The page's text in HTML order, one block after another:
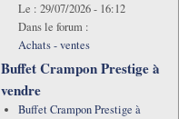
Le : 29/07/2026 - 16:12
Dans le forum :
Achats - ventes
Buffet Crampon Prestige à
vendre
Buffet Crampon Prestige à